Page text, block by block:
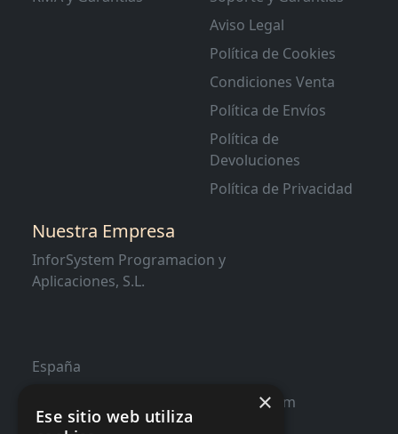
Aviso Legal
Política de Cookies
Condiciones Venta
Política de Envíos
Política de
Devoluciones
Política de Privacidad
Nuestra Empresa
InforSystem Programacion y
Aplicaciones, S.L.
España
contacto@distribucioninformatica.com
×
Ese sitio web utiliza